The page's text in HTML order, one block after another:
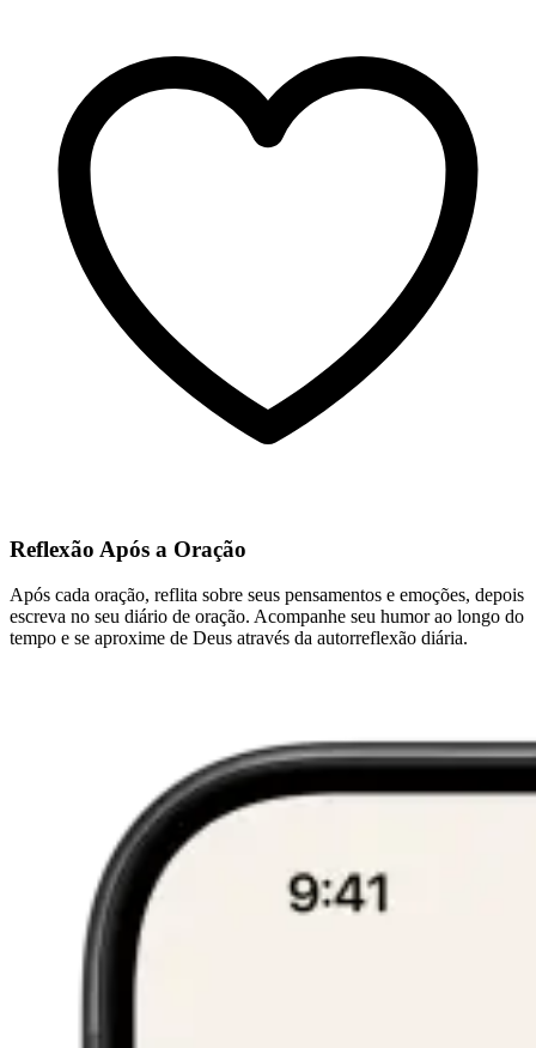
Reflexão Após a Oração
Após cada oração, reflita sobre seus pensamentos e emoções, depois
escreva no seu diário de oração. Acompanhe seu humor ao longo do
tempo e se aproxime de Deus através da autorreflexão diária.